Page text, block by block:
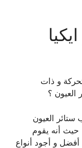
و ذات
؟
ستائر العيون
حيث أنه يقوم
أفضل و أجود أنواع